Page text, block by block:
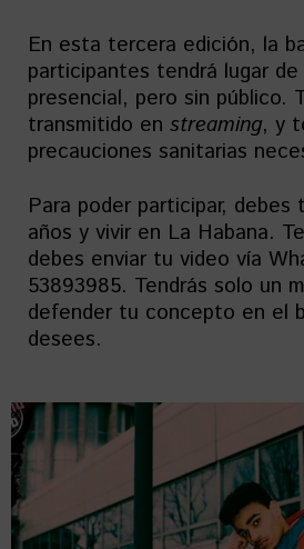
En esta tercera edición, la
participantes tendrá lugar de
presencial, pero sin público.
transmitido en streaming, y
precauciones sanitarias
Para poder participar, debes
años y vivir en La Habana.
debes enviar tu video vía
53893985. Tendrás solo un
defender tu concepto en el
desees.